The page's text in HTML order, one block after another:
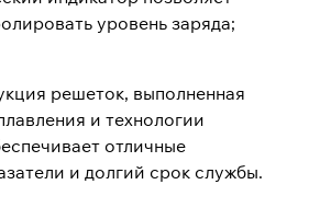
уровень заряда;
решеток, выполненная
и технологии
отличные
и долгий срок службы.